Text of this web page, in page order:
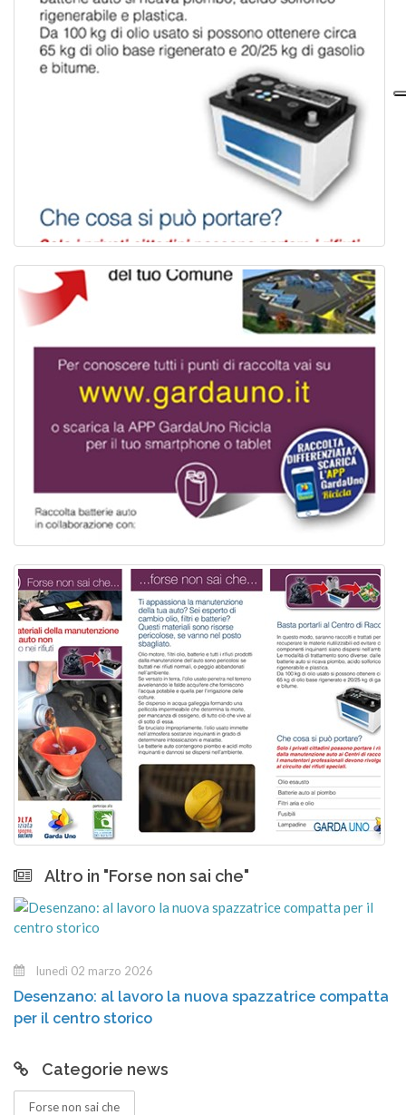
Altro in "Forse non sai che"
giovedì 26 febbraio 2026
Fiaccole, creatività e un futuro sostenibile:
di meno arriva a Salò
Categorie news
Forse non sai che